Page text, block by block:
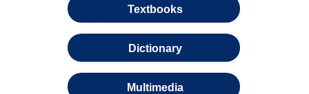
Textbooks
Dictionary
Multimedia